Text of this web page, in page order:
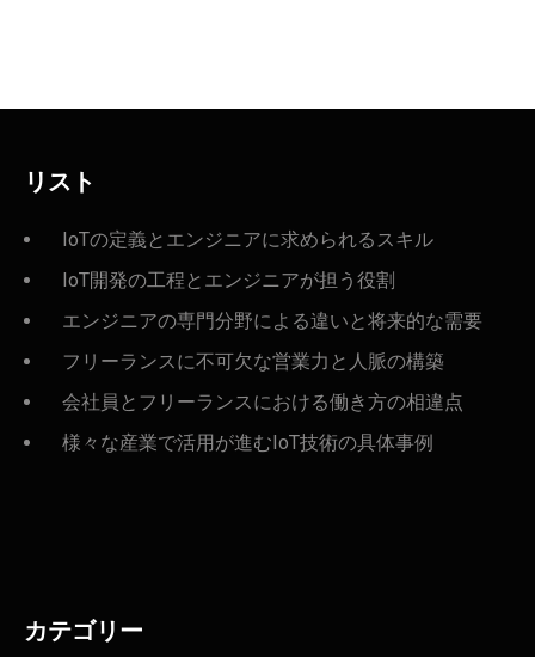
リスト
IoTの定義とエンジニアに求められるスキル
IoT開発の工程とエンジニアが担う役割
エンジニアの専門分野による違いと将来的な需要
フリーランスに不可欠な営業力と人脈の構築
会社員とフリーランスにおける働き方の相違点
様々な産業で活用が進むIoT技術の具体事例
カテゴリー